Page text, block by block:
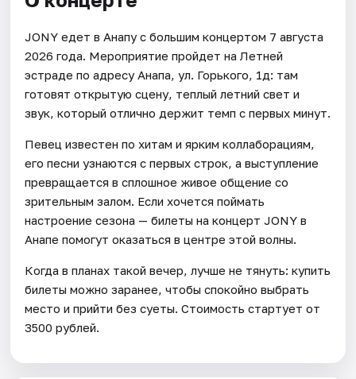
JONY едет в Анапу с большим концертом 7 августа
2026 года. Мероприятие пройдет на Летней
эстраде по адресу Анапа, ул. Горького, 1д: там
готовят открытую сцену, теплый летний свет и
звук, который отлично держит темп с первых минут.
Певец известен по хитам и ярким коллаборациям,
его песни узнаются с первых строк, а выступление
превращается в сплошное живое общение со
зрительным залом. Если хочется поймать
настроение сезона — билеты на концерт JONY в
Анапе помогут оказаться в центре этой волны.
Когда в планах такой вечер, лучше не тянуть: купить
билеты можно заранее, чтобы спокойно выбрать
место и прийти без суеты. Стоимость стартует от
3500 рублей.